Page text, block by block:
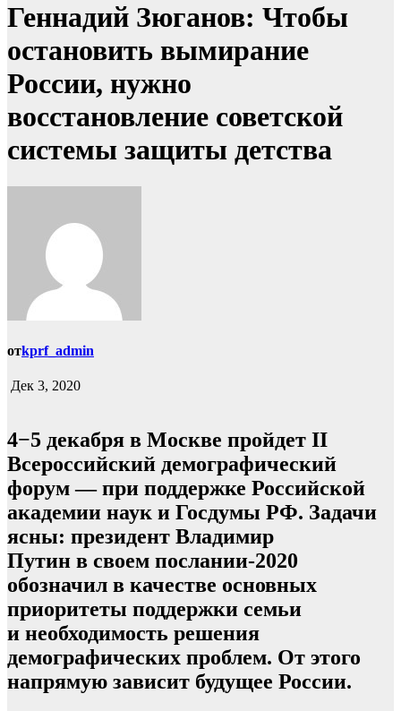
Геннадий Зюганов: Чтобы
остановить вымирание
России, нужно
восстановление советской
системы защиты детства
отkprf_admin
Дек 3, 2020
4−5 декабря в Москве пройдет II
Всероссийский демографический
форум — при поддержке Российской
академии наук и Госдумы РФ. Задачи
ясны: президент Владимир
Путин в своем послании-2020
обозначил в качестве основных
приоритеты поддержки семьи
и необходимость решения
демографических проблем. От этого
напрямую зависит будущее России.